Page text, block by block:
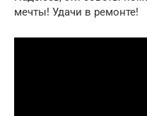
мечты! Удачи в ремонте!